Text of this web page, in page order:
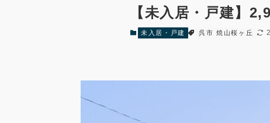
【未入居・戸建】
未入居・戸建 呉市 焼山桜ヶ丘